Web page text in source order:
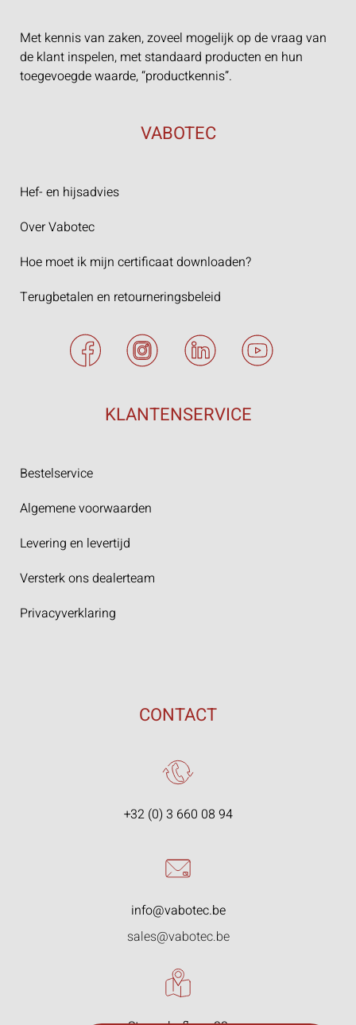
Met kennis van zaken, zoveel mogelijk op de vraag van
de klant inspelen, met standaard producten en hun
toegevoegde waarde, “productkennis”.
VABOTEC
Hef- en hijsadvies
Over Vabotec
Hoe moet ik mijn certificaat downloaden?
Terugbetalen en retourneringsbeleid
KLANTENSERVICE
Bestelservice
Algemene voorwaarden
Levering en levertijd
Versterk ons dealerteam
Privacyverklaring
CONTACT
+32 (0) 3 660 08 94
info@vabotec.be
sales@vabotec.be